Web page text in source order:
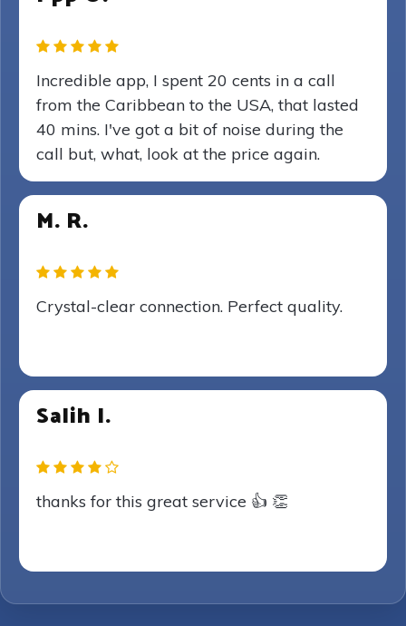
Incredible app, I spent 20 cents in a call
from the Caribbean to the USA, that lasted
40 mins. I've got a bit of noise during the
call but, what, look at the price again.
M. R.
Crystal-clear connection. Perfect quality.
Salih I.
thanks for this great service 👍 👏